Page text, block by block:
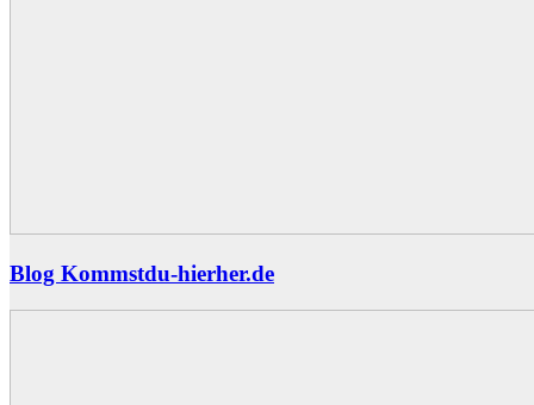
Blog Kommstdu-hierher.de